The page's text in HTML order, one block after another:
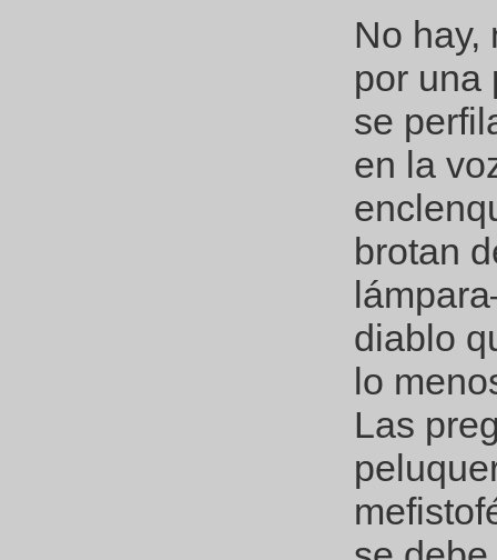
No hay,
por una
se
en la
brotan
diablo
lo
Las